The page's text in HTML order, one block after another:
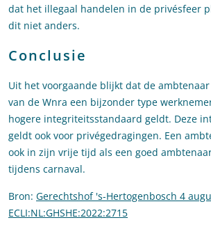
dat het illegaal handelen in de privésfeer
dit niet anders.
Conclusie
Uit het voorgaande blijkt dat de
van de Wnra een bijzonder type
hogere integriteitsstandaard geldt. Deze
geldt ook voor privégedragingen. Een
ook in zijn vrije tijd als een goed
tijdens carnaval.
Bron: Gerechtshof 's-Hertogenbosch 4
ECLI:NL:GHSHE:2022:2715